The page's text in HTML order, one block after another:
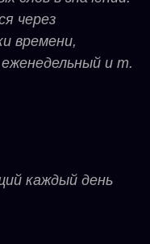
через
времени,
и т.
каждый день